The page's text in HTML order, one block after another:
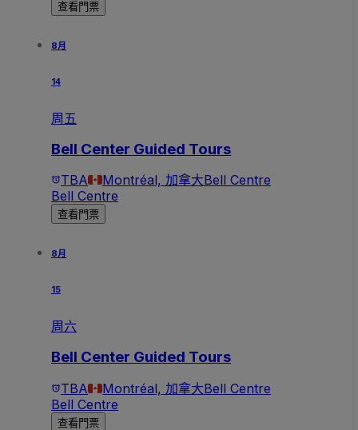
查看門票
8月
14
周五
Bell Center Guided Tours
TBA Montréal, 加拿大Bell Centre
Bell Centre
查看門票
8月
15
周六
Bell Center Guided Tours
TBA Montréal, 加拿大Bell Centre
Bell Centre
查看門票